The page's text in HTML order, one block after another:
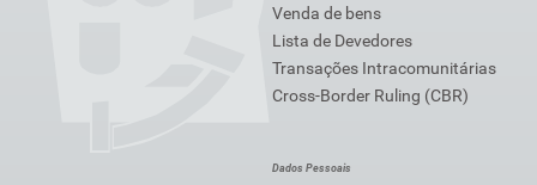
Venda de bens
Lista de Devedores
Transações Intracomunitárias
Cross-Border Ruling (CBR)
Dados Pessoais